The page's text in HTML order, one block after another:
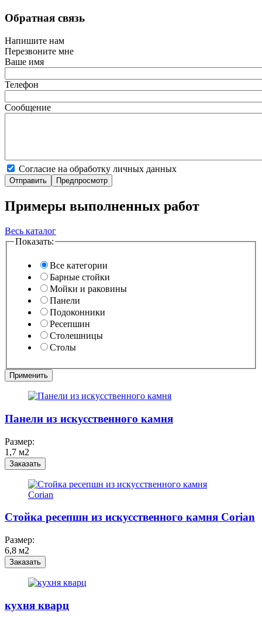
Обратная связь
Напишите нам
Перезвоните мне
Ваше имя
Телефон
Сообщение
Согласие на обработку личных данных
Примеры выполненных работ
Весь каталог
Показать:
Все категории
Барные стойки
Мойки и раковины
Панели
Подоконники
Ресепшин
Столешницы
Столы
Панели из искусственного камня
Размер:
1,7 м2
Заказать
Стойка ресепшн из искусственного камня Corian
Размер:
6,8 м2
Заказать
кухня кварц